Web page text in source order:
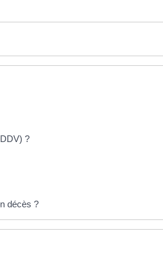
?
décès ?